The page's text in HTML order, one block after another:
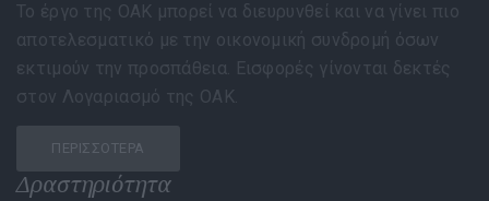
Το έργο της ΟΑΚ μπορεί να διευρυνθεί και να γίνει πιο
αποτελεσματικό με την οικονομική συνδρομή όσων
εκτιμούν την προσπάθεια. Εισφορές γίνονται δεκτές
στον Λογαριασμό της ΟΑΚ.
ΠΕΡΙΣΣΌΤΕΡΑ
Δραστηριότητα